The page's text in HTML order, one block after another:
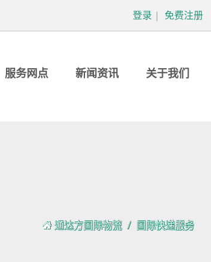
登录 | 免费注册
服务网点 新闻资讯 关于我们
通达方国际物流 国际快递服务